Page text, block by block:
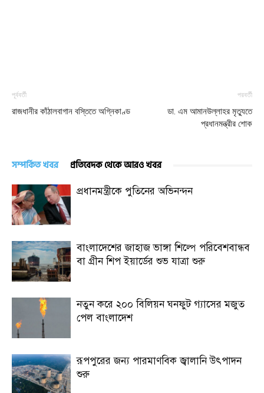
পূর্ববর্তী
রাজধানীর কাঁঠালবাগান বস্তিতে অগ্নিকাণ্ড
পরবর্তী
ডা. এম আমানউল্লাহর মৃত্যুতে
প্রধানমন্ত্রীর শোক
সম্পর্কিত খবর প্রতিবেদক থেকে আরও খবর
প্রধানমন্ত্রীকে পুতিনের অভিনন্দন
বাংলাদেশের জাহাজ ভাঙ্গা শিল্পে পরিবেশবান্ধব
বা গ্রীন শিপ ইয়ার্ডের শুভ যাত্রা শুরু
নতুন করে ২০০ বিলিয়ন ঘনফুট গ্যাসের মজুত
পেল বাংলাদেশ
রূপপুরের জন্য পারমাণবিক জ্বালানি উৎপাদন
শুরু